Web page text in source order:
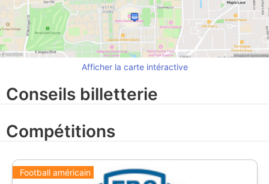
Afficher la carte intéractive
Conseils billetterie
Compétitions
Football américain